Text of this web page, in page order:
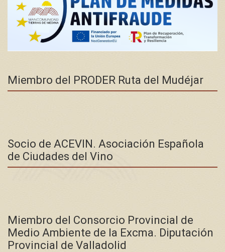
Miembro del PRODER Ruta del Mudéjar
Socio de ACEVIN. Asociación Española
de Ciudades del Vino
Miembro del Consorcio Provincial de
Medio Ambiente de la Excma. Diputación
Provincial de Valladolid